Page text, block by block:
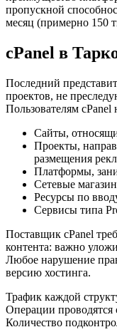
пропускной
месяц (примерно 150
cPanel в
Последний
проектов, не
Пользователям cPanel
Сайты,
Проекты,
размещения
Платформы,
Сетевые
Ресурсы по
Сервисы типа
Поставщик cPanel
контента: важно
Любое нарушение
версию хостинга.
Трафик каждой
Операции проводятся
Количество